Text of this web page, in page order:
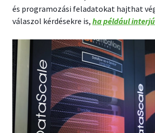
és programozási feladatokat hajthat
válaszol kérdésekre is, ha például